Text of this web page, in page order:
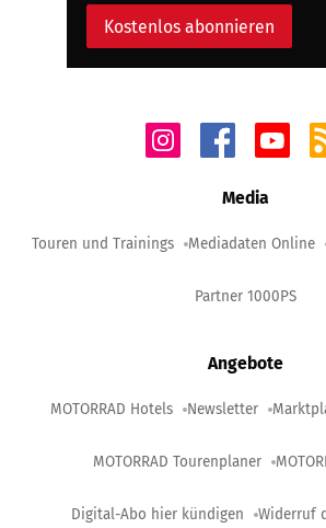
Kostenlos abonnieren
Media
Touren und Trainings Mediadaten Online
Partner 1000PS
Angebote
MOTORRAD Hotels Newsletter
MOTORRAD Tourenplaner
Digital-Abo hier kündigen Widerruf